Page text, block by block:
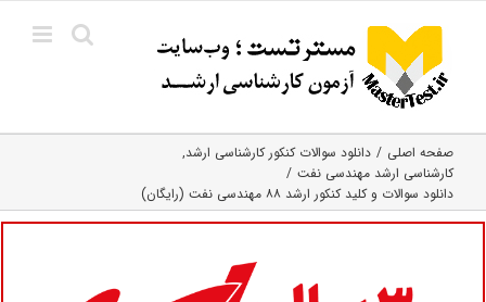
content
صفحه اصلی
دانلود سوالات کنکور کارشناسی ارشد
کارشناسی ارشد مهندسی نفت
دانلود سوالات و کلید کنکور ارشد ۸۸ مهندسی نفت (رایگان)